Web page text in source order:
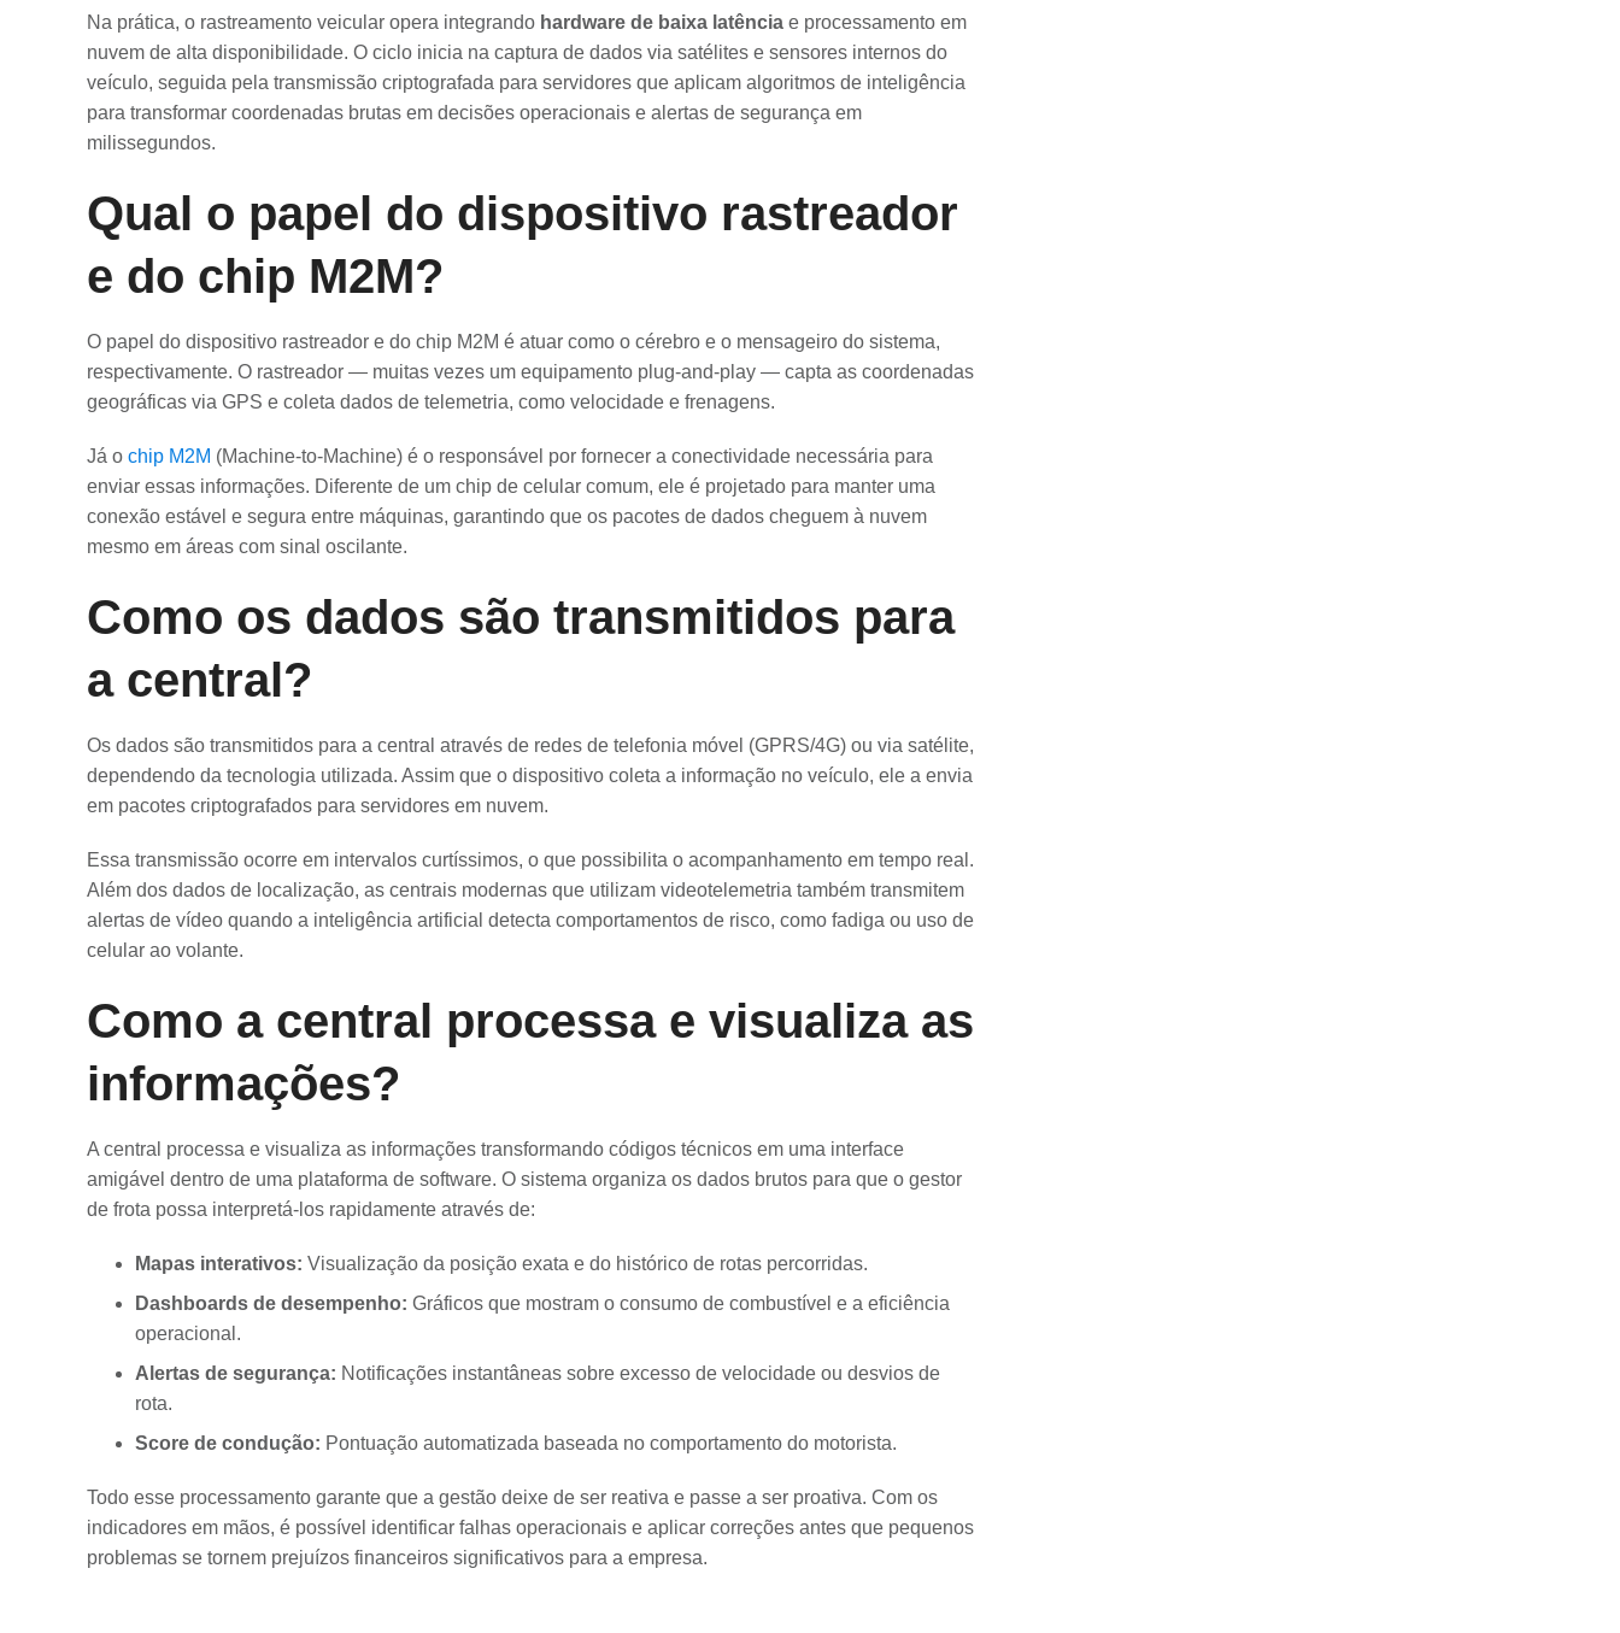
Na prática, o rastreamento veicular opera integrando hardware de baixa latência e processamento em
nuvem de alta disponibilidade. O ciclo inicia na captura de dados via satélites e sensores internos do
veículo, seguida pela transmissão criptografada para servidores que aplicam algoritmos de inteligência
para transformar coordenadas brutas em decisões operacionais e alertas de segurança em
milissegundos.
Qual o papel do dispositivo rastreador
e do chip M2M?
O papel do dispositivo rastreador e do chip M2M é atuar como o cérebro e o mensageiro do sistema,
respectivamente. O rastreador — muitas vezes um equipamento plug-and-play — capta as coordenadas
geográficas via GPS e coleta dados de telemetria, como velocidade e frenagens.
Já o chip M2M (Machine-to-Machine) é o responsável por fornecer a conectividade necessária para
enviar essas informações. Diferente de um chip de celular comum, ele é projetado para manter uma
conexão estável e segura entre máquinas, garantindo que os pacotes de dados cheguem à nuvem
mesmo em áreas com sinal oscilante.
Como os dados são transmitidos para
a central?
Os dados são transmitidos para a central através de redes de telefonia móvel (GPRS/4G) ou via satélite,
dependendo da tecnologia utilizada. Assim que o dispositivo coleta a informação no veículo, ele a envia
em pacotes criptografados para servidores em nuvem.
Essa transmissão ocorre em intervalos curtíssimos, o que possibilita o acompanhamento em tempo real.
Além dos dados de localização, as centrais modernas que utilizam videotelemetria também transmitem
alertas de vídeo quando a inteligência artificial detecta comportamentos de risco, como fadiga ou uso de
celular ao volante.
Como a central processa e visualiza as
informações?
A central processa e visualiza as informações transformando códigos técnicos em uma interface
amigável dentro de uma plataforma de software. O sistema organiza os dados brutos para que o gestor
de frota possa interpretá-los rapidamente através de:
Mapas interativos: Visualização da posição exata e do histórico de rotas percorridas.
Dashboards de desempenho: Gráficos que mostram o consumo de combustível e a eficiência
operacional.
Alertas de segurança: Notificações instantâneas sobre excesso de velocidade ou desvios de
rota.
Score de condução: Pontuação automatizada baseada no comportamento do motorista.
Todo esse processamento garante que a gestão deixe de ser reativa e passe a ser proativa. Com os
indicadores em mãos, é possível identificar falhas operacionais e aplicar correções antes que pequenos
problemas se tornem prejuízos financeiros significativos para a empresa.